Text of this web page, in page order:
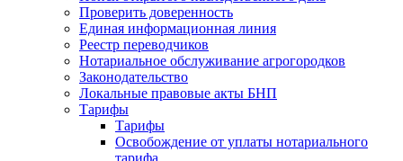
Проверить доверенность
Единая информационная линия
Реестр переводчиков
Нотариальное обслуживание агрогородков
Законодательство
Локальные правовые акты БНП
Тарифы
Тарифы
Освобождение от уплаты нотариального
тарифа